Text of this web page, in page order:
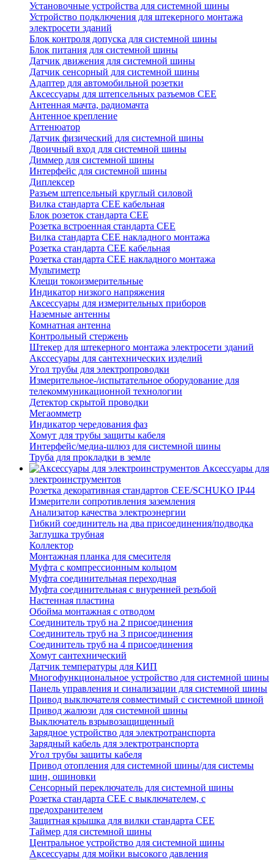
Установочные устройства для системной шины
Устройство подключения для штекерного монтажа
электросети зданий
Блок контроля допуска для системной шины
Блок питания для системной шины
Датчик движения для системной шины
Датчик сенсорный для системной шины
Адаптер для автомобильной розетки
Аксессуары для штепсельных разъемов CEE
Антенная мачта, радиомачта
Антенное крепление
Аттенюатор
Датчик физический для системной шины
Двоичный вход для системной шины
Диммер для системной шины
Интерфейс для системной шины
Диплексер
Разъем штепсельный круглый силовой
Вилка стандарта CEE кабельная
Блок розеток стандарта CEE
Розетка встроенная стандарта CEE
Вилка стандарта CEE накладного монтажа
Розетка стандарта СЕЕ кабельная
Розетка стандарта СЕЕ накладного монтажа
Мультиметр
Клещи токоизмерительные
Индикатор низкого напряжения
Аксессуары для измерительных приборов
Наземные антенны
Комнатная антенна
Контрольный стержень
Штекер для штекерного монтажа электросети зданий
Акссесуары для сантехнических изделий
Угол трубы для электропроводки
Измерительное-/испытательное оборудование для
телекоммуникационной технологии
Детектор скрытой проводки
Мегаомметр
Индикатор чередования фаз
Хомут для трубы защиты кабеля
Интерфейс/медиа-шлюз для системной шины
Труба для прокладки в земле
Аксессуары для
электроинструментов
Розетка декоративная стандартов CEE/SCHUKO IP44
Измерители сопротивления заземления
Анализатор качества электроэнергии
Гибкий соединитель на два присоединения/подводка
Заглушка трубная
Коллектор
Монтажная планка для смесителя
Муфта с компрессионным кольцом
Муфта соединительная переходная
Муфта соединительная с внуренней резъбой
Настенная пластина
Обойма монтажная с отводом
Соединитель труб на 2 присоединения
Соединитель труб на 3 присоединения
Соединитель труб на 4 присоединения
Хомут сантехнический
Датчик температуры для КИП
Многофункциональное устройство для системной шины
Панель управления и синализации для системной шины
Привод выключателя совместимый с системной шиной
Привод жалюзи для системной шины
Выключатель взрывозащищенный
Зарядное устройство для электротранспорта
Зарядный кабель для электротранспорта
Угол трубы защиты кабеля
Привод отопления для системной шины/для системы
шин, ошиновки
Сенсорный переключатель для системной шины
Розетка стандарта СЕЕ с выключателем, с
предохранителем
Защитная крышка для вилки стандарта CEE
Таймер для системной шины
Центральное устройство для системной шины
Аксессуары для мойки высокого давления